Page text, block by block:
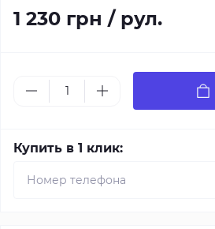
1 230 грн / рул.
Купить в 1 клик: